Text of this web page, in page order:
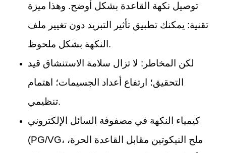
توصيل نكهة القاعدة بشكل أوضح. وهذا ميزة
تقنية: يمكنك تطبيق تأثير التبريد دون تغيير ملف
النكهة بشكل ملحوظ.
لكن المخاطر: لا تزال سلامة الاستنشاق قيد
التحقيق؛ ارتفاع أعداد الجسيمات؛ اهتمام
تنظيمي.
كيمياء النكهة في مصفوفة السائل الإلكتروني
(PG/VG، ملح النيكوتين مقابل القاعدة الحرة،